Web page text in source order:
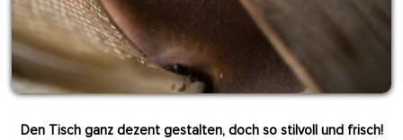
Den Tisch ganz dezent gestalten, doch so stilvoll und frisch!